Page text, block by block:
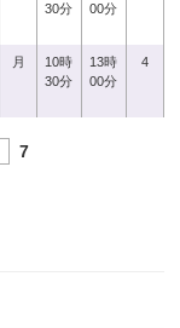
30分
00分
月
10時
30分
13時
00分
4
7